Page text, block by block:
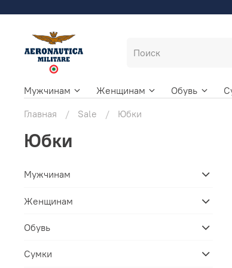
Мужчинам Женщинам Обувь
Главная
Sale Юбки
Юбки
Мужчинам
Женщинам
Обувь
Сумки